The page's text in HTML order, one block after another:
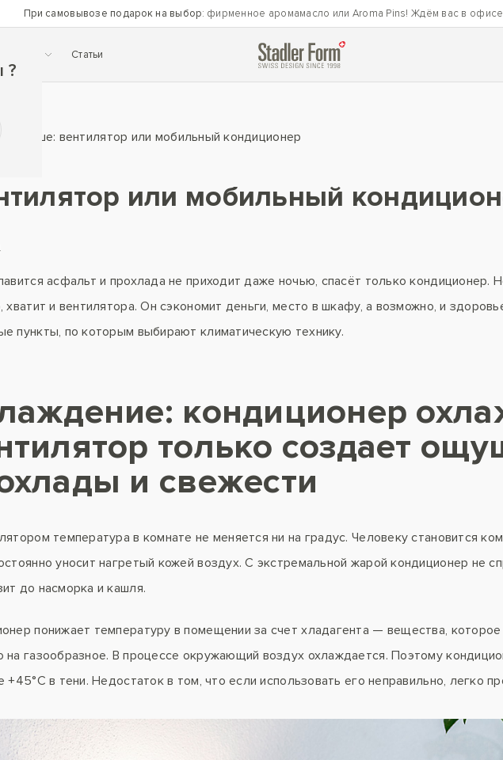
?
При самовывозе подарок на выбор: фирменное аромамасло или Aroma Pins! Ждём вас в
Статьи
лучше: вентилятор или мобильный кондиционер
или мобильный
асфальт и прохлада не приходит даже ночью, спасёт только кондиционер.
хватит и вентилятора. Он сэкономит деньги, место в шкафу, а возможно, и
пункты, по которым выбирают климатическую технику.
кондиционер
только создает
и свежести
температура в комнате не меняется ни на градус. Человеку становится
уносит нагретый кожей воздух. С экстремальной жарой кондиционер не
до насморка и кашля.
понижает температуру в помещении за счет хладагента — вещества,
на газообразное. В процессе окружающий воздух охлаждается. Поэтому
+45°С в тени. Недостаток в том, что если использовать его неправильно, легко